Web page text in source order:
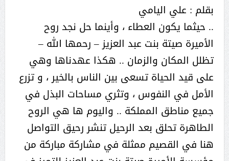
بقلم : علي اليامي
.. حيثما يكون العطاء ، وأينما حل نجد روح
الأميرة صيتة بنت عبد العزيز – رحمها الله –
تظلل المكان والزمان .. هكذا عهدناها وهي
على قيد الحياة تسعى بين الناس بالخير ، و تزرع
الأمل في النفوس ، وتثري مساحات البذل في
جميع مناطق المملكة .. واليوم ها هي الروح
الطاهرة تحلق بعد الرحيل تنشر رحيق التواصل
هنا في القصيم ممثلة في مشاركة مباركة من